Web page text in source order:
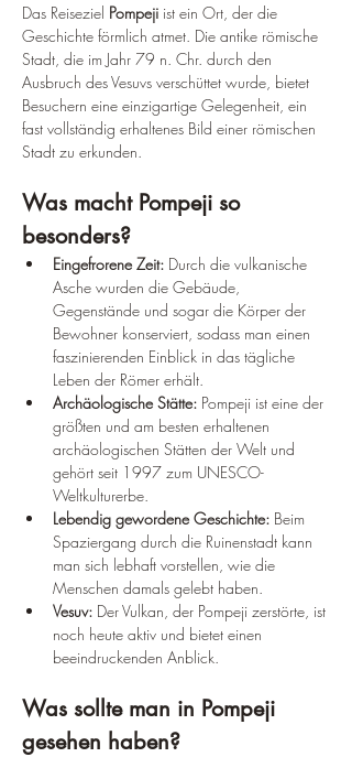
Das Reiseziel Pompeji ist ein Ort, der die
Geschichte förmlich atmet. Die antike römische
Stadt, die im Jahr 79 n. Chr. durch den
Ausbruch des Vesuvs verschüttet wurde, bietet
Besuchern eine einzigartige Gelegenheit, ein
fast vollständig erhaltenes Bild einer römischen
Stadt zu erkunden.
Was macht Pompeji so
besonders?
Eingefrorene Zeit: Durch die vulkanische
Asche wurden die Gebäude,
Gegenstände und sogar die Körper der
Bewohner konserviert, sodass man einen
faszinierenden Einblick in das tägliche
Leben der Römer erhält.
Archäologische Stätte: Pompeji ist eine der
größten und am besten erhaltenen
archäologischen Stätten der Welt und
gehört seit 1997 zum UNESCO-
Weltkulturerbe.
Lebendig gewordene Geschichte: Beim
Spaziergang durch die Ruinenstadt kann
man sich lebhaft vorstellen, wie die
Menschen damals gelebt haben.
Vesuv: Der Vulkan, der Pompeji zerstörte, ist
noch heute aktiv und bietet einen
beeindruckenden Anblick.
Was sollte man in Pompeji
gesehen haben?